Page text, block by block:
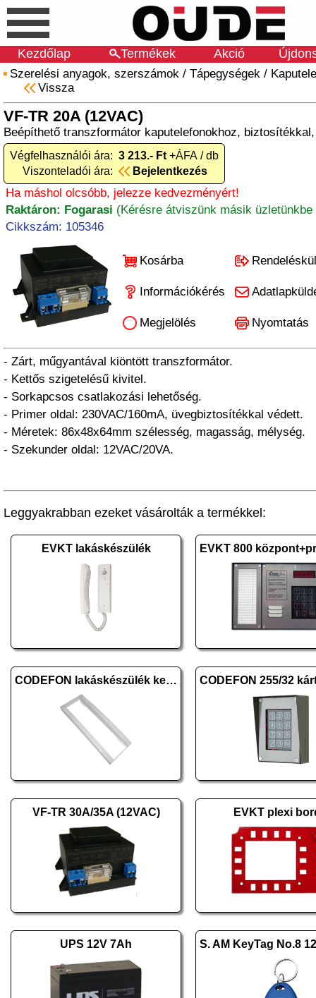
Kezdőlap Termékek Akció
Szerelési anyagok, szerszámok / Tápegységek /
Vissza
VF-TR 20A (12VAC)
Beépíthető transzformátor kaputelefonokhoz,
Végfelhasználói ára: 3 213.- Ft +ÁFA / db
Viszonteladói ára:
Bejelentkezés
Ha máshol olcsóbb, jelezze kedvezményért!
Raktáron: Fogarasi (Kérésre átviszünk másik üzletünkbe
Cikkszám: 105346
Kosárba
Információkérés
Megjelölés Nyomtatás
- Zárt, műgyantával kiöntött transzformátor.
- Kettős szigetelésű kivitel.
- Sorkapcsos csatlakozási lehetőség.
- Primer oldal: 230VAC/160mA, üvegbiztosítékkal védett.
- Méretek: 86x48x64mm szélesség, magasság, mélység.
- Szekunder oldal: 12VAC/20VA.
Leggyakrabban ezeket vásárolták a termékkel:
EVKT lakáskészülék
CODEFON lakáskészülék keret
VF-TR 30A/35A (12VAC) EVKT plexi
UPS 12V 7Ah